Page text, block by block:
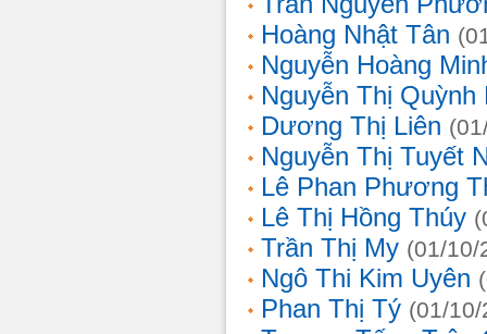
Hoàng Nhật Tân
Nguyễn Hoàng
Nguyễn Thị Quỳnh
Dương Thị Liên
Nguyễn Thị Tuyết
Lê Phan Phương
Lê Thị Hồng Thúy
Trần Thị My (01/10/
Ngô Thi Kim Uyên
Phan Thị Tý (01/